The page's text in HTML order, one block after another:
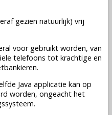
gezien natuurlijk) vrij
voor gebruikt worden, van
telefoons tot krachtige en
Java applicatie kan op
worden, ongeacht het